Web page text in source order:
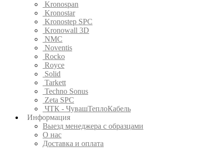
Kronospan
Kronostar
Kronostep SPC
Kronowall 3D
NMC
Noventis
Rocko
Royce
Solid
Tarkett
Techno Sonus
Zeta SPC
ЧТК - ЧувашТеплоКабель
Информация
Выезд менеджера с образцами
О нас
Доставка и оплата